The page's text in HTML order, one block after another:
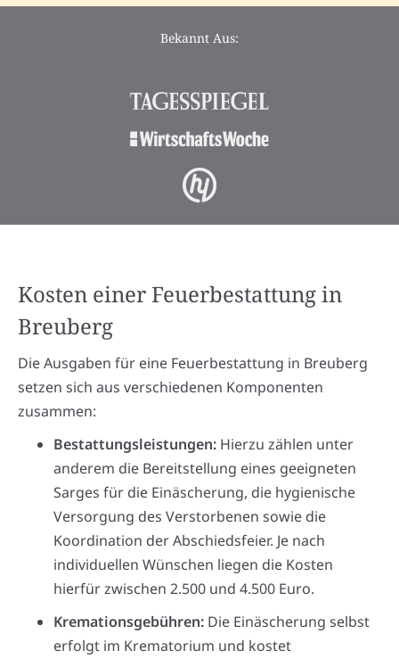
Bekannt Aus:
Kosten einer Feuerbestattung in
Breuberg
Die Ausgaben für eine Feuerbestattung in Breuberg
setzen sich aus verschiedenen Komponenten
zusammen:
Bestattungsleistungen: Hierzu zählen unter
anderem die Bereitstellung eines geeigneten
Sarges für die Einäscherung, die hygienische
Versorgung des Verstorbenen sowie die
Koordination der Abschiedsfeier. Je nach
individuellen Wünschen liegen die Kosten
hierfür zwischen 2.500 und 4.500 Euro.
Kremationsgebühren: Die Einäscherung selbst
erfolgt im Krematorium und kostet